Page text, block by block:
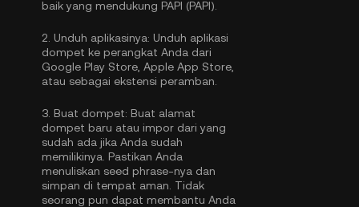
baik yang mendukung PAPI (PAPI).
2. Unduh aplikasinya: Unduh aplikasi
dompet ke perangkat Anda dari
Google Play Store, Apple App Store,
atau sebagai ekstensi peramban.
3. Buat dompet: Buat alamat
dompet baru atau impor dari yang
sudah ada jika Anda sudah
memilikinya. Pastikan Anda
menuliskan seed phrase-nya dan
simpan di tempat aman. Tidak
seorang pun dapat membantu Anda